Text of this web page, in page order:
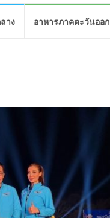
าง อาหารภาคตะวันออก